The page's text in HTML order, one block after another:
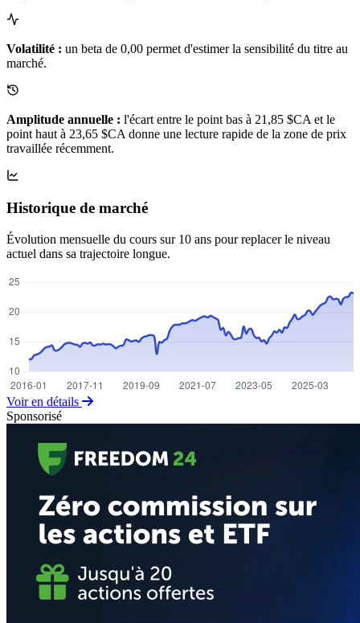
Volatilité : un beta de 0,00 permet d'estimer la sensibilité du titre au
marché.
Amplitude annuelle : l'écart entre le point bas à 21,85 $CA et le
point haut à 23,65 $CA donne une lecture rapide de la zone de prix
travaillée récemment.
Historique de marché
Évolution mensuelle du cours sur 10 ans pour replacer le niveau
actuel dans sa trajectoire longue.
Voir en détails
Sponsorisé